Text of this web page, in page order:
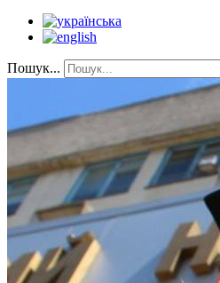
Пошук...